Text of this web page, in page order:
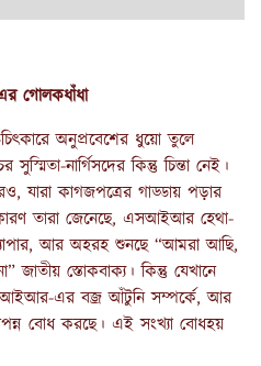
গোলকধাঁধা
অনুপ্রবেশের ধুয়ো তুলে
নার্গিসদের কিন্তু চিন্তা নেই।
যারা কাগজপত্রের গাড্ডায় পড়ার
তারা জেনেছে, এসআইআর হেথা-
আর অহরহ শুনছে “আমরা আছি,
জাতীয় স্তোকবাক্য। কিন্তু যেখানে
এর বজ্র আঁটুনি সম্পর্কে, আর
বোধ করছে। এই সংখ্যা বোধহয়